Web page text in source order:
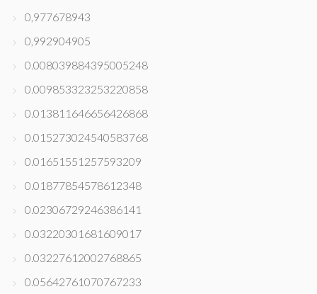
0,977678943
0,992904905
0.008039884395005248
0.009853323253220858
0.013811646656426868
0.015273024540583768
0.01651551257593209
0.01877854578612348
0.02306729246386141
0.03220301681609017
0.03227612002768865
0.05642761070767233